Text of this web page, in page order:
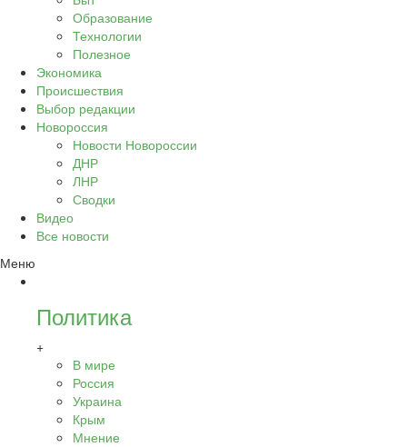
Образование
Технологии
Полезное
Экономика
Происшествия
Выбор редакции
Новороссия
Новости Новороссии
ДНР
ЛНР
Сводки
Видео
Все новости
Меню
Политика
+
В мире
Россия
Украина
Крым
Мнение